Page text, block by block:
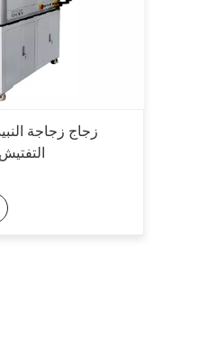
زجاج زجاجة